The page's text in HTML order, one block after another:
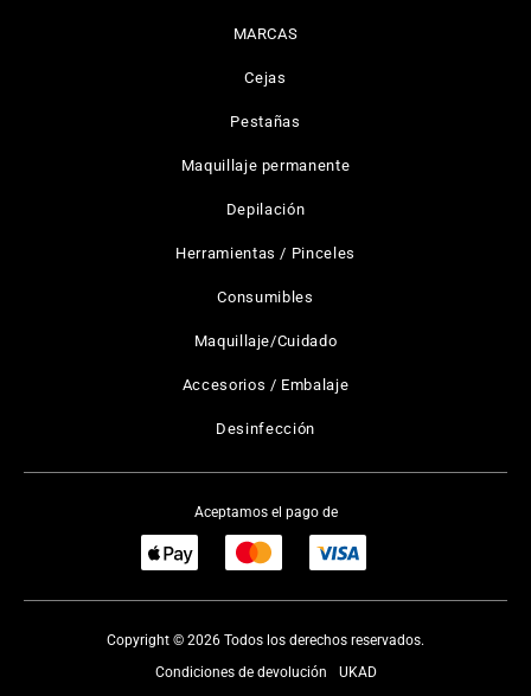
MARCAS
Cejas
Pestañas
Maquillaje permanente
Depilación
Herramientas / Pinceles
Consumibles
Maquillaje/Cuidado
Accesorios / Embalaje
Desinfección
Aceptamos el pago de
Copyright © 2026 Todos los derechos reservados.
UKAD
Condiciones de devolución